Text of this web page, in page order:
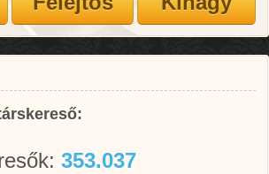
353.037